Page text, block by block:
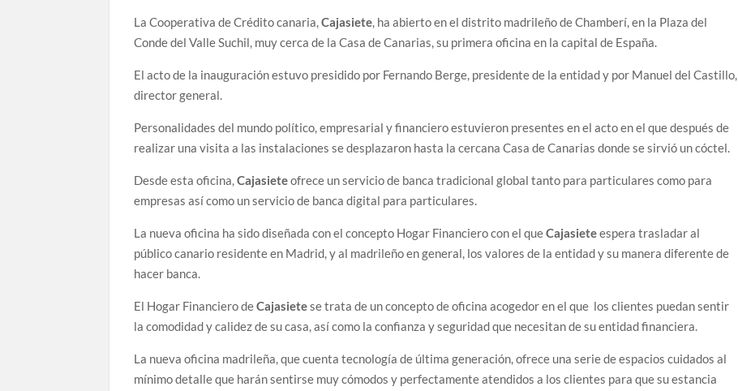
La Cooperativa de Crédito canaria,Cajasiete, ha abierto en el distrito madrileño de Chamberí, en la Plaza del
Conde del Valle Suchil, muy cerca de la Casa de Canarias, su primera oficina en la capital de España.
El acto de la inauguración estuvo presidido por Fernando Berge, presidente de la entidad y por Manuel del Castillo,
director general.
Personalidades del mundo político, empresarial y financiero estuvieron presentes en el acto en el que después de
realizar una visita a las instalaciones se desplazaron hasta la cercana Casa de Canarias donde se sirvió un cóctel.
Desde esta oficina,Cajasieteofrece un servicio de banca tradicional global tanto para particulares como para
empresas así como un servicio de banca digital para particulares.
La nueva oficina ha sido diseñada con el concepto Hogar Financiero con el queCajasieteespera trasladar al
público canario residente en Madrid, y al madrileño en general, los valores de la entidad y su manera diferente de
hacer banca.
El Hogar Financiero deCajasietese trata de un concepto de oficina acogedor en el que los clientes puedan sentir
la comodidad y calidez de su casa, así como la confianza y seguridad que necesitan de su entidad financiera.
La nueva oficina madrileña, que cuenta tecnología de última generación, ofrece una serie de espacios cuidados al
mínimo detalle que harán sentirse muy cómodos y perfectamente atendidos a los clientes para que su estancia